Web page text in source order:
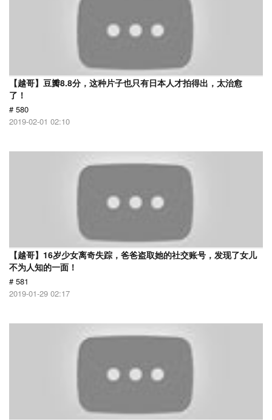
【越哥】豆瓣8.8分，这种片子也只有日本人才拍得出，太治愈
了！
# 580
2019-02-01 02:10
【越哥】16岁少女离奇失踪，爸爸盗取她的社交账号，发现了女儿
不为人知的一面！
# 581
2019-01-29 02:17